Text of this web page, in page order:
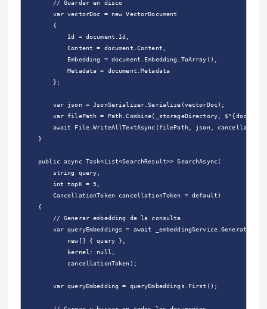
        // Guardar en disco
        var vectorDoc = new VectorDocument
        {
            Id = document.Id,
            Content = document.Content,
            Embedding = document.Embedding.ToArray(),
            Metadata = document.Metadata
        };
        var json = JsonSerializer.Serialize(vectorDoc);
var filePath = Path.Combine(_storageDirectory,
await File.WriteAllTextAsync(filePath, json,
    }
    public async Task<List<SearchResult>> SearchAsync(
        string query,
        int topK = 5,
        CancellationToken cancellationToken = default)
    {
        // Generar embedding de la consulta
var queryEmbeddings = await
            new[] { query },
            kernel: null,
            cancellationToken);
        var queryEmbedding = queryEmbeddings.First();